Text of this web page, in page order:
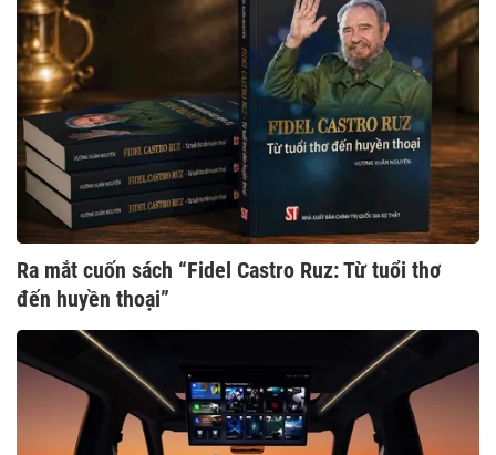
phẩm này đã hệ thống tư liệu lịch sử xác đáng và giá trị di
sản toàn diện về cuộc đời, sự nghiệp của Fidel Castro.
Ra mắt cuốn sách “Fidel Castro Ruz: Từ tuổi thơ
đến huyền thoại”